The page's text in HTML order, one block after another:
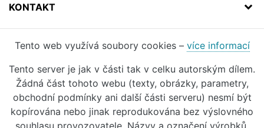
KONTAKT
Tento web využívá soubory cookies – více informací
Tento server je jak v části tak v celku autorským dílem.
Žádná část tohoto webu (texty, obrázky, parametry,
obchodní podmínky ani další části serveru) nesmí být
kopírována nebo jinak reprodukována bez výslovného
souhlasu provozovatele. Názvy a označení výrobků,